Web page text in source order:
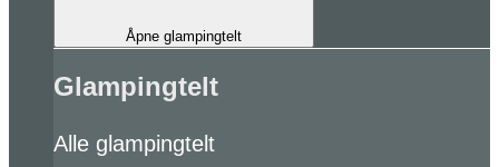
Åpne glampingtelt
Glampingtelt
Alle glampingtelt